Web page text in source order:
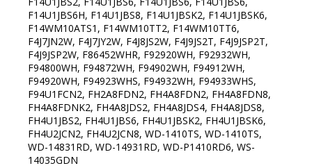
F14U1JBS6H, F14U1JBS8, F14U1JBSK2, F14U1JBSK6,
F14WM10ATS1, F14WM10TT2, F14WM10TT6,
F4J7JN2W, F4J7JY2W, F4J8JS2W, F4J9JS2T, F4J9JSP2T,
F4J9JSP2W, F86452WHR, F92920WH, F92932WH,
F94800WH, F94872WH, F94902WH, F94912WH,
F94920WH, F94923WHS, F94932WH, F94933WHS,
F94U1FCN2, FH2A8FDN2, FH4A8FDN2, FH4A8FDN8,
FH4A8FDNK2, FH4A8JDS2, FH4A8JDS4, FH4A8JDS8,
FH4U1JBS2, FH4U1JBS6, FH4U1JBSK2, FH4U1JBSK6,
FH4U2JCN2, FH4U2JCN8, WD-1410TS, WD-1410TS,
WD-14831RD, WD-14931RD, WD-P1410RD6, WS-
14035GDN